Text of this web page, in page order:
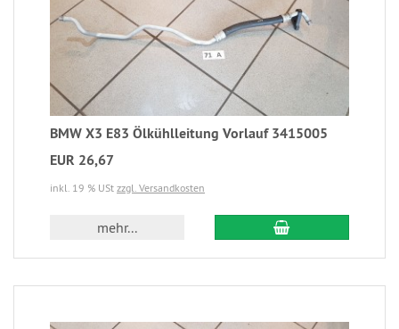
BMW X3 E83 Ölkühlleitung Vorlauf 3415005
EUR 26,67
inkl. 19 % USt zzgl. Versandkosten
mehr...